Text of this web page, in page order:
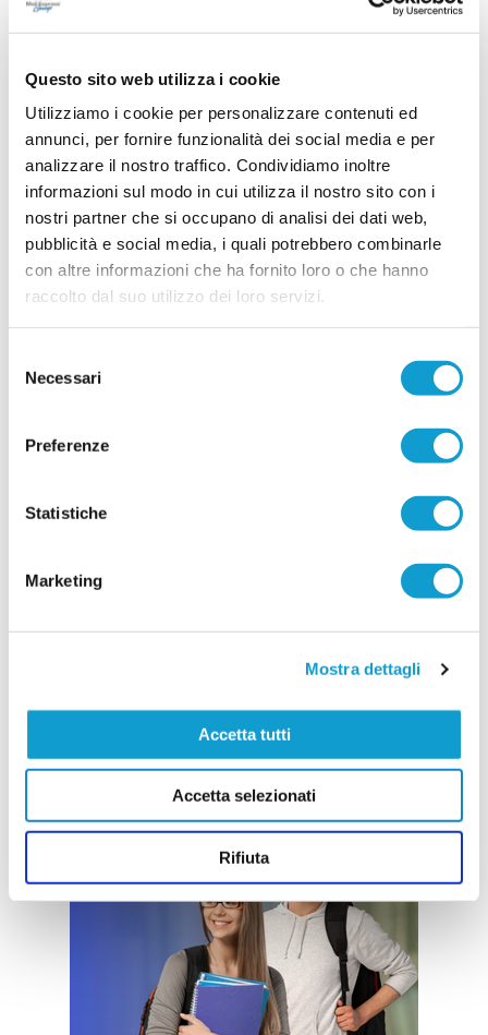
Questo sito web utilizza i cookie
Utilizziamo i cookie per personalizzare contenuti ed
annunci, per fornire funzionalità dei social media e per
analizzare il nostro traffico. Condividiamo inoltre
informazioni sul modo in cui utilizza il nostro sito con i
nostri partner che si occupano di analisi dei dati web,
pubblicità e social media, i quali potrebbero combinarle
con altre informazioni che ha fornito loro o che hanno
raccolto dal suo utilizzo dei loro servizi.
delNecessari
Preferenze
Statistiche
Marketing
Mostra dettagli
Accetta tutti
Accetta selezionati
Rifiuta
CASTELFIDARDO ACADEMY. Mauro
Bertarelli nuovo Direttore Tecnico
Maximiliano Ciucciomei Il Castelfidardo Academy
volta pagina e annuncia ufficialmente la nuova
guida tecnica per la stagione sportiva 2026/2027.
La società ha deciso di aff ...leggi
21/06/2026
FABRIANO CERRETO denuncia: "Giù le
mani dai nostri ragazzi"
L’A.S.D. Fabriano Cerreto interviene con
fermezza su una vicenda che, secondo quanto
denunciato dal club biancorosso, starebbe
rispettive famiglie. Attraverso una nota ufficiale, la
segnalazioni dettagliate riguardanti presunti com
20/06/2026